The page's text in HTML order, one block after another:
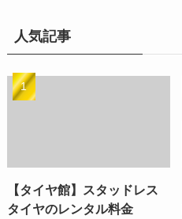
人気記事
【タイヤ館】スタッドレス
タイヤのレンタル料金